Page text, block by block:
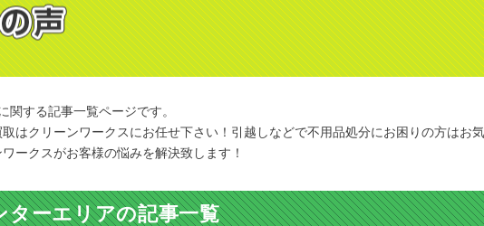
関する記事一覧ページです。
はクリーンワークスにお任せ下さい！引越しなどで不用品処分にお困りの方はお
ークスがお客様の悩みを解決致します！
ターエリアの記事一覧